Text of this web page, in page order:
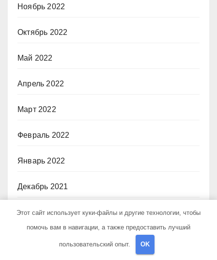
Ноябрь 2022
Октябрь 2022
Май 2022
Апрель 2022
Март 2022
Февраль 2022
Январь 2022
Декабрь 2021
Ноябрь 2021
Этот сайт использует куки-файлы и другие технологии, чтобы
помочь вам в навигации, а также предоставить лучший
пользовательский опыт. OK